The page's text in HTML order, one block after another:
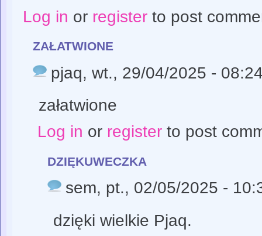
Log in or registerto post
załatwione
pjaq, wt., 29/04/2025 -
załatwione
Log in or registerto post
dziękuweczka
sem, pt., 02/05/2025 -
dzięki wielkie Pjaq.